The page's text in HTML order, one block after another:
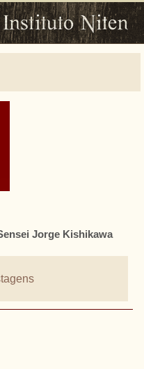
Jorge Kishikawa